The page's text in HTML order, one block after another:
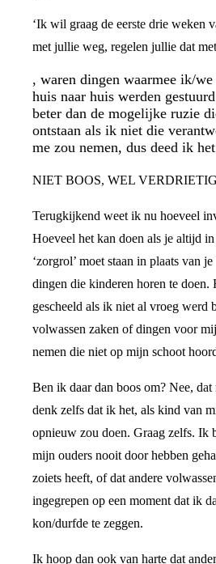
‘Ik wil graag de eerste drie weken
met jullie weg, regelen jullie dat met
, waren dingen waarmee ik/
huis naar huis werden
beter dan de mogelijke ruzie
ontstaan als ik niet die
me zou nemen, dus deed ik
NIET BOOS, WEL VERDRIETIG
Terugkijkend weet ik nu hoeveel
Hoeveel het kan doen als je altijd
‘zorgrol’ moet staan in plaats van
dingen die kinderen horen te doen.
gescheeld als ik niet al vroeg werd
volwassen zaken of dingen voor
nemen die niet op mijn schoot
Ben ik daar dan boos om? Nee,
denk zelfs dat ik het, als kind van
opnieuw zou doen. Graag zelfs. Ik
mijn ouders nooit door hebben
zoiets heeft, of dat andere
ingegrepen op een moment dat ik
kon/durfde te zeggen.
Ik hoop dan ook van harte dat